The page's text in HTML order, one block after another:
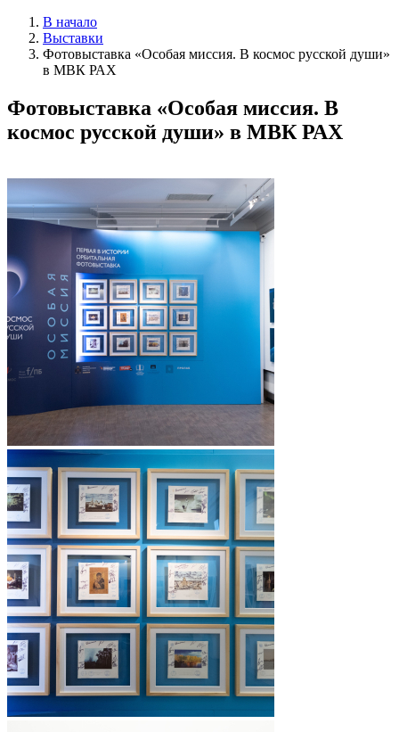
В начало
Выставки
Фотовыставка «Особая миссия. В космос русской души»
в МВК РАХ
Фотовыставка «Особая миссия. В
космос русской души» в МВК РАХ